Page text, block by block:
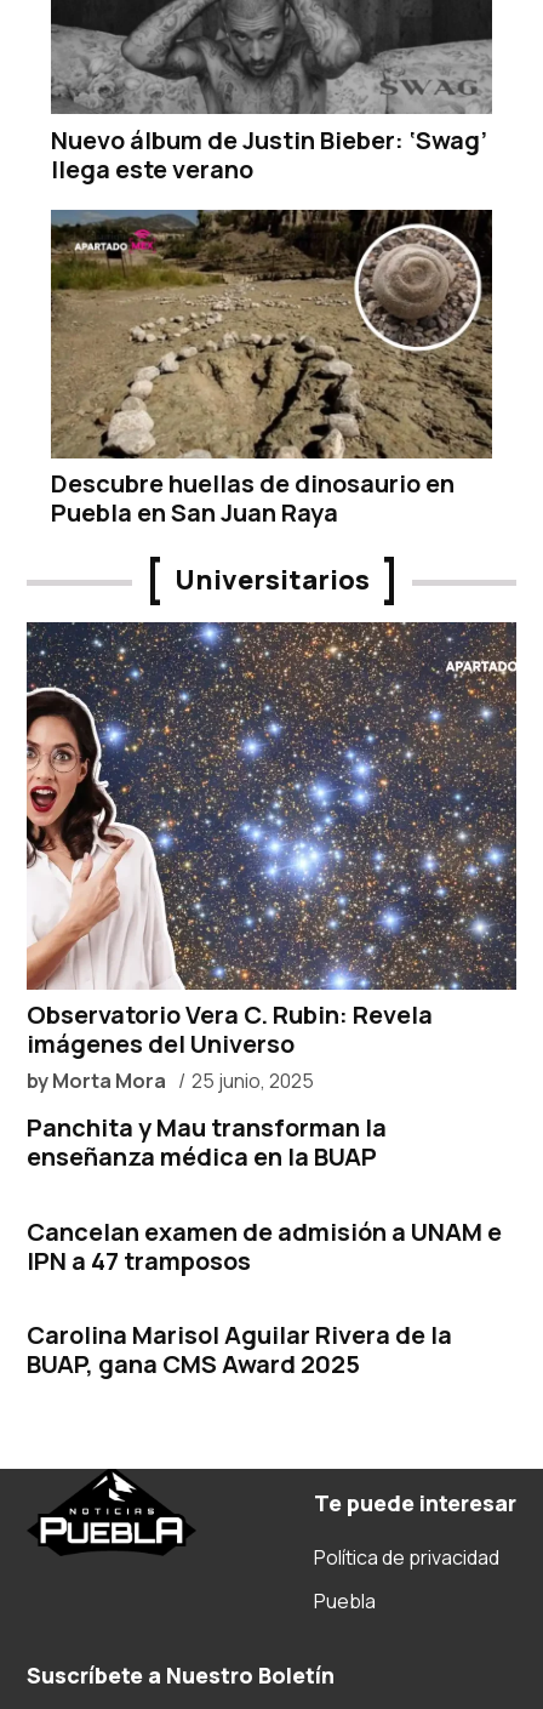
Nuevo álbum de Justin Bieber: ‘Swag’
llega este verano
Descubre huellas de dinosaurio en
Puebla en San Juan Raya
Universitarios
Observatorio Vera C. Rubin: Revela
imágenes del Universo
byMorta Mora 25 junio, 2025
Panchita y Mau transforman la
enseñanza médica en la BUAP
Cancelan examen de admisión a UNAM e
IPN a 47 tramposos
Carolina Marisol Aguilar Rivera de la
BUAP, gana CMS Award 2025
Te puede interesar
Política de privacidad
Puebla
Suscríbete a Nuestro Boletín